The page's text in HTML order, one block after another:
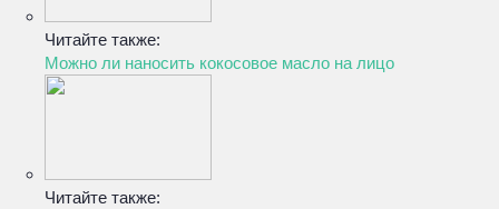
Читайте также:
Можно ли наносить кокосовое масло на лицо
Читайте также: